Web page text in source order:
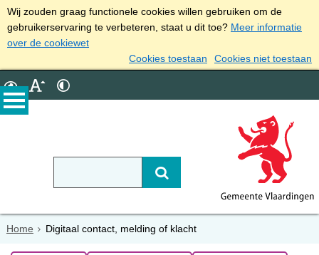
Wij zouden graag functionele cookies willen gebruiken om de
gebruikerservaring te verbeteren, staat u dit toe? Meer informatie
over de cookiewet
Cookies toestaan
Cookies niet toestaan
Home Digitaal contact, melding of klacht